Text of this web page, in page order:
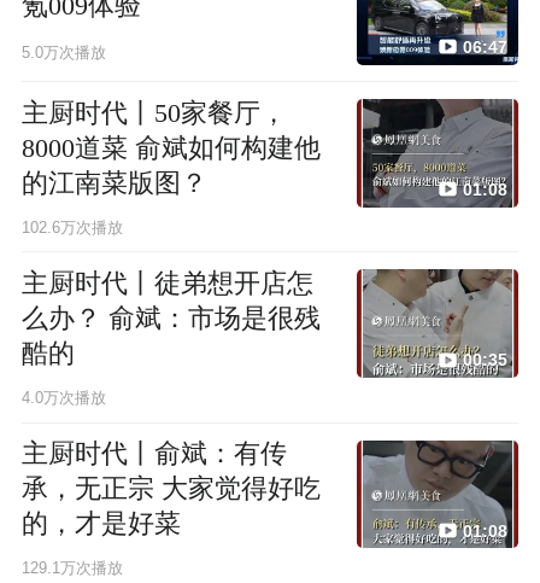
5.0万次播放 06:47
主厨时代丨50家餐厅，
8000道菜 俞斌如何构建他
的江南菜版图？
102.6万次播放
01:08
主厨时代丨徒弟想开店怎
么办？ 俞斌：市场是很残
酷的
4.0万次播放
00:35
主厨时代丨俞斌：有传
承，无正宗 大家觉得好吃
的，才是好菜
129.1万次播放
01:08